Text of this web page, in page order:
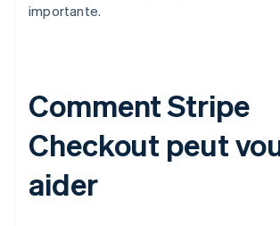
importante.
Comment Stripe
Checkout peut
aider